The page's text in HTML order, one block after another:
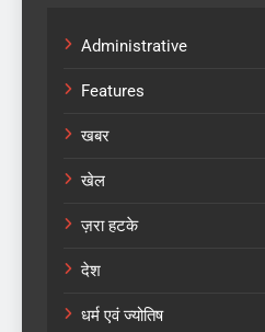
Administrative
Features
खबर
खेल
ज़रा हटके
देश
धर्म एवं ज्योतिष